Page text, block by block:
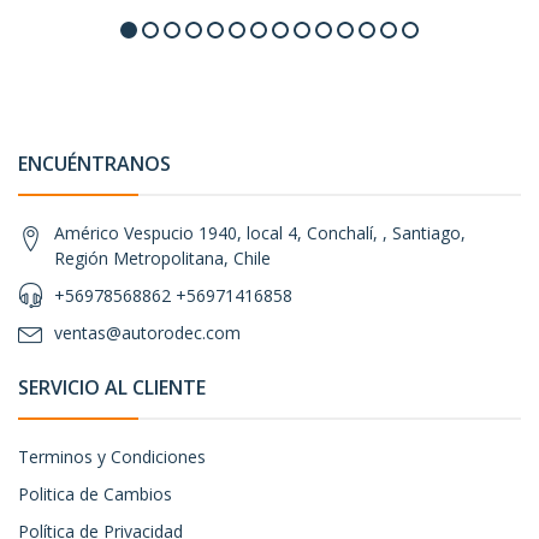
ENCUÉNTRANOS
Américo Vespucio 1940, local 4, Conchalí, , Santiago,
Región Metropolitana, Chile
+56978568862 +56971416858
ventas@autorodec.com
SERVICIO AL CLIENTE
Terminos y Condiciones
Politica de Cambios
Política de Privacidad